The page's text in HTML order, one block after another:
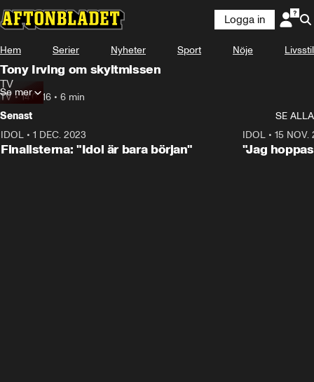
Logga in
Hem Serier Nyheter Sport Nöje Livsstil
Tony Irving om skyltmissen
TV
TV •14.07.16 • 6 min
Se mer
Senast
SE ALLA
IDOL • 1 DEC. 2023
Finalisterna: "Idol är bara början"
IDOL• 15 NOV.
"Jag